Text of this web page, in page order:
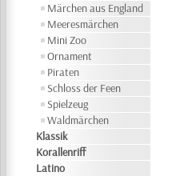
Märchen aus England
Meeresmärchen
Mini Zoo
Ornament
Piraten
Schloss der Feen
Spielzeug
Waldmärchen
Klassik
Korallenriff
Latino